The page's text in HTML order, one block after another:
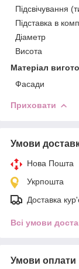
Підсвічування
Підставка в
Діаметр
Висота
Матеріал
Фасади
Приховати
Умови
Нова Пошта
Укрпошта
Доставка
Всі умови
Умови оплати